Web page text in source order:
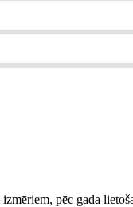
pēc gada